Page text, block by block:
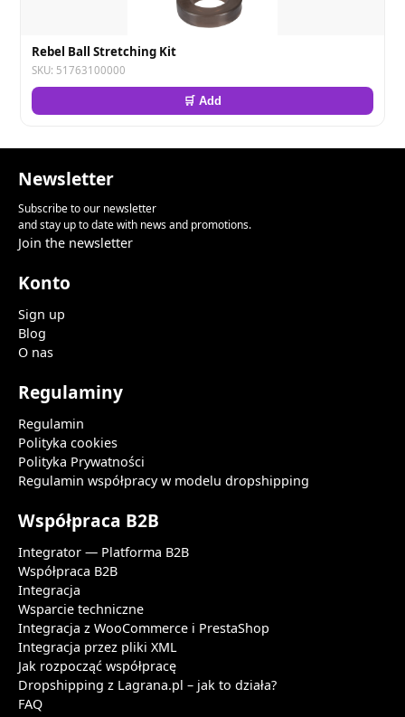
Rebel Ball Stretching Kit
SKU: 51763100000
🛒 Add
Newsletter
Subscribe to our newsletter
and stay up to date with news and promotions.
Join the newsletter
Konto
Sign up
Blog
O nas
Regulaminy
Regulamin
Polityka cookies
Polityka Prywatności
Regulamin współpracy w modelu dropshipping
Współpraca B2B
Integrator — Platforma B2B
Współpraca B2B
Integracja
Wsparcie techniczne
Integracja z WooCommerce i PrestaShop
Integracja przez pliki XML
Jak rozpocząć współpracę
Dropshipping z Lagrana.pl – jak to działa?
FAQ